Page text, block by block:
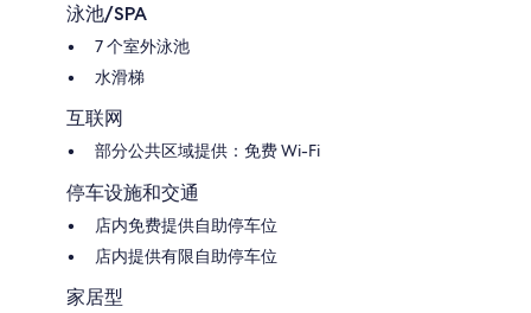
泳池/SPA
7 个室外泳池
水滑梯
互联网
部分公共区域提供：免费 Wi-Fi
停车设施和交通
店内免费提供自助停车位
店内提供有限自助停车位
家居型